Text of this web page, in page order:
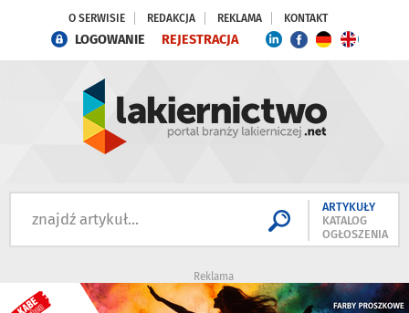
O SERWISIE REDAKCJA REKLAMA KONTAKT
LOGOWANIE REJESTRACJA
ARTYKUŁY
KATALOG
OGŁOSZENIA
Reklama